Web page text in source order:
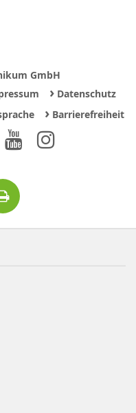
GmbH
›Datenschutz
›Barrierefreiheit